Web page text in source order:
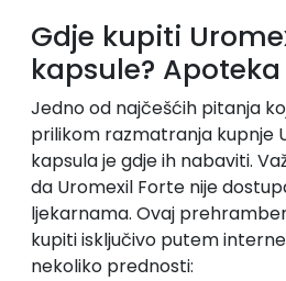
Gdje kupiti
kapsule?
Jedno od najčešćih pitanja
prilikom razmatranja kupnje
kapsula je gdje ih nabaviti.
da Uromexil Forte nije
ljekarnama. Ovaj
kupiti isključivo putem
nekoliko prednosti: